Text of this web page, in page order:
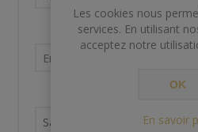
Votre
Les cookies nous
services. En utilisant
acceptez notre
OK
En savoir